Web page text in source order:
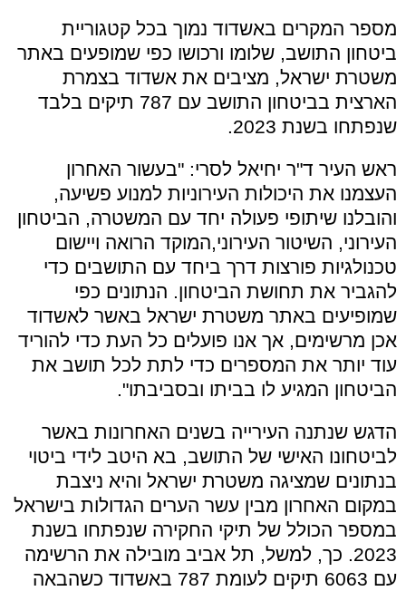
מספר המקרים באשדוד נמוך בכל קטגוריית
ביטחון התושב, שלומו ורכושו כפי שמופעים באתר
משטרת ישראל, מציבים את אשדוד בצמרת
הארצית בביטחון התושב עם 787 תיקים בלבד
שנפתחו בשנת 2023.
ראש העיר ד"ר יחיאל לסרי: "בעשור האחרון
העצמנו את היכולות העירוניות למנוע פשיעה,
והובלנו שיתופי פעולה יחד עם המשטרה, הביטחון
העירוני, השיטור העירוני,המוקד הרואה ויישום
טכנולגיות פורצות דרך ביחד עם התושבים כדי
להגביר את תחושת הביטחון. הנתונים כפי
שמופיעים באתר משטרת ישראל באשר לאשדוד
אכן מרשימים, אך אנו פועלים כל העת כדי להוריד
עוד יותר את המספרים כדי לתת לכל תושב את
הביטחון המגיע לו בביתו ובסביבתו".
הדגש שנתנה העירייה בשנים האחרונות באשר
לביטחונו האישי של התושב, בא היטב לידי ביטוי
בנתונים שמציגה משטרת ישראל והיא ניצבת
במקום האחרון מבין עשר הערים הגדולות בישראל
במספר הכולל של תיקי החקירה שנפתחו בשנת
2023. כך, למשל, תל אביב מובילה את הרשימה
עם 6063 תיקים לעומת 787 באשדוד כשהבאה